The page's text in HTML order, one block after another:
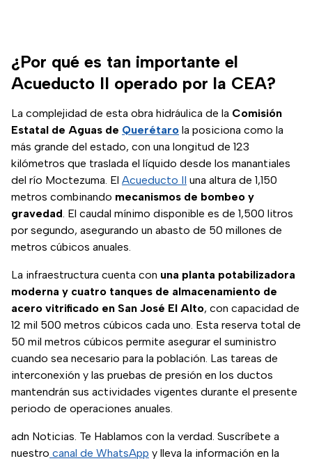
¿Por qué es tan importante el
Acueducto II operado por la CEA?
La complejidad de esta obra hidráulica de la Comisión
Estatal de Aguas de Querétaro la posiciona como la
más grande del estado, con una longitud de 123
kilómetros que traslada el líquido desde los manantiales
del río Moctezuma. El Acueducto II una altura de 1,150
metros combinando mecanismos de bombeo y
gravedad. El caudal mínimo disponible es de 1,500 litros
por segundo, asegurando un abasto de 50 millones de
metros cúbicos anuales.
La infraestructura cuenta con una planta potabilizadora
moderna y cuatro tanques de almacenamiento de
acero vitrificado en San José El Alto, con capacidad de
12 mil 500 metros cúbicos cada uno. Esta reserva total de
50 mil metros cúbicos permite asegurar el suministro
cuando sea necesario para la población. Las tareas de
interconexión y las pruebas de presión en los ductos
mantendrán sus actividades vigentes durante el presente
periodo de operaciones anuales.
adn Noticias. Te Hablamos con la verdad. Suscríbete a
nuestro canal de WhatsApp y lleva la información en la